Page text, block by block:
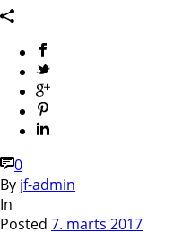
0
By jf-admin
In
Posted 7. marts 2017